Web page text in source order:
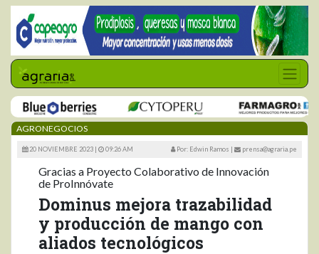
AGRONEGOCIOS
20 NOVIEMBRE 2023 | 09:26 AM Por: Edwin Ramos | prensa@agraria.pe
Gracias a Proyecto Colaborativo de Innovación
de ProInnóvate
Dominus mejora trazabilidad
y producción de mango con
aliados tecnológicos